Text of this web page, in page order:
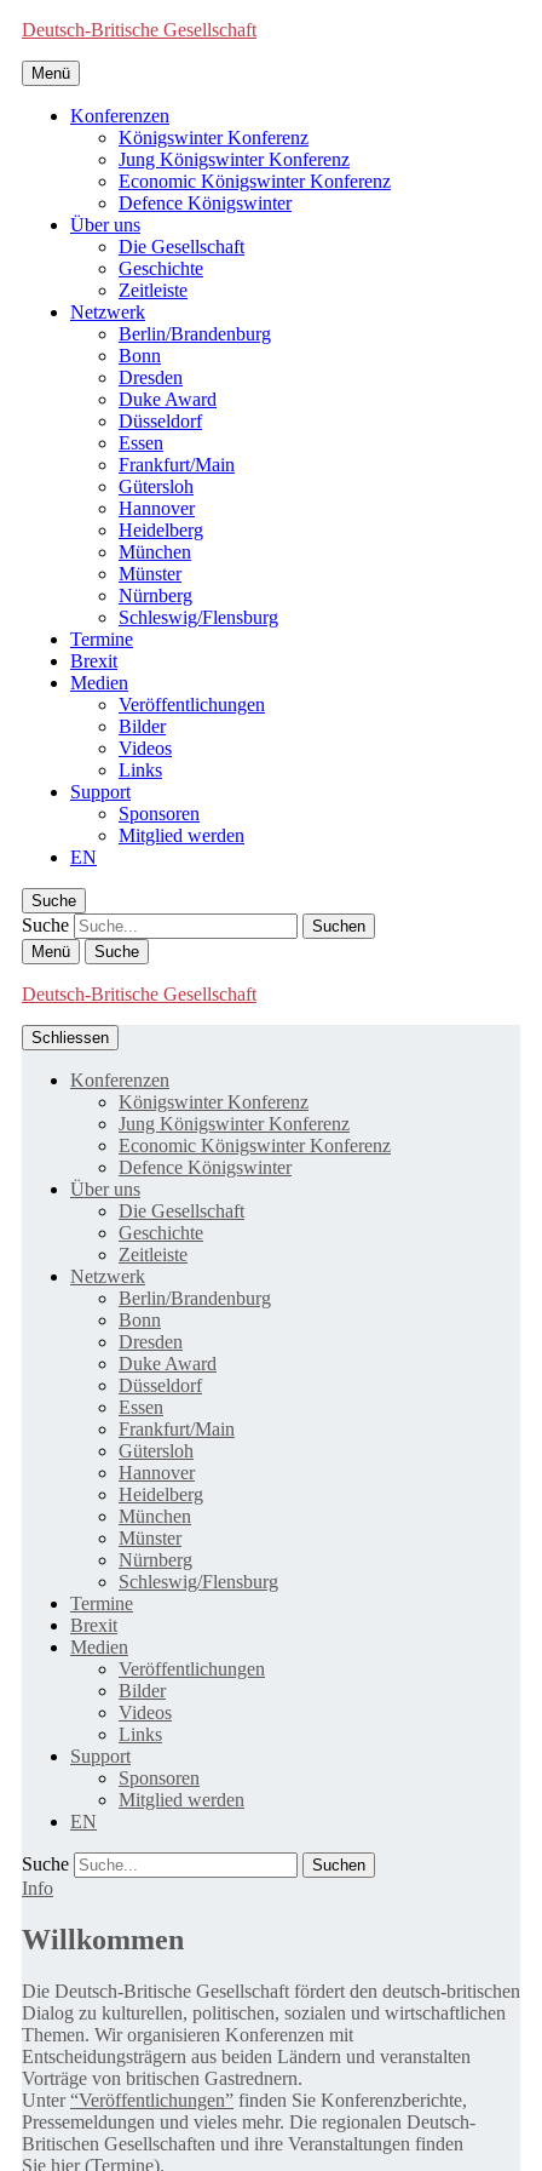
Deutsch-Britische Gesellschaft
Menü
Konferenzen
Königswinter Konferenz
Jung Königswinter Konferenz
Economic Königswinter Konferenz
Defence Königswinter
Über uns
Die Gesellschaft
Geschichte
Zeitleiste
Netzwerk
Berlin/Brandenburg
Bonn
Dresden
Duke Award
Düsseldorf
Essen
Frankfurt/Main
Gütersloh
Hannover
Heidelberg
München
Münster
Nürnberg
Schleswig/Flensburg
Termine
Brexit
Medien
Veröffentlichungen
Bilder
Videos
Links
Support
Sponsoren
Mitglied werden
EN
Suche
Suche
Menü Suche
Deutsch-Britische Gesellschaft
Schliessen
Konferenzen
Königswinter Konferenz
Jung Königswinter Konferenz
Economic Königswinter Konferenz
Defence Königswinter
Über uns
Die Gesellschaft
Geschichte
Zeitleiste
Netzwerk
Berlin/Brandenburg
Bonn
Dresden
Duke Award
Düsseldorf
Essen
Frankfurt/Main
Gütersloh
Hannover
Heidelberg
München
Münster
Nürnberg
Schleswig/Flensburg
Termine
Brexit
Medien
Veröffentlichungen
Bilder
Videos
Links
Support
Sponsoren
Mitglied werden
EN
Suche
Info
Willkommen
Die Deutsch-Britische Gesellschaft fördert den deutsch-britischen
Dialog zu kulturellen, politischen, sozialen und wirtschaftlichen
Themen. Wir organisieren Konferenzen mit
Entscheidungsträgern aus beiden Ländern und veranstalten
Vorträge von britischen Gastrednern.
Unter“Veröffentlichungen” finden Sie Konferenzberichte,
Pressemeldungen und vieles mehr. Die regionalen Deutsch-
Britischen Gesellschaften und ihre Veranstaltungen finden
Sie hier (Termine).